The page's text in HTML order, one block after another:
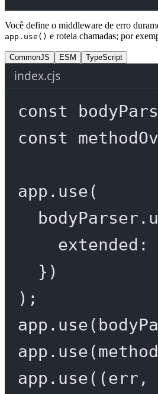
Você define o middleware de erro
app.use() e roteia chamadas; por
CommonJS ESM TypeScript
index.cjs
const
const
app. use(
bodyParser.
extended:
})
);
app. use
app. use(
app. use((err ,